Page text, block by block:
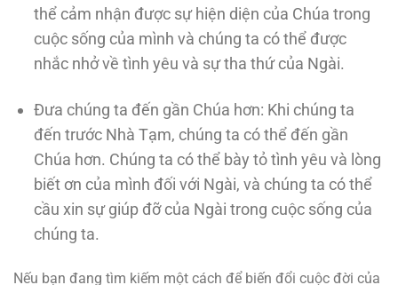
thể cảm nhận được sự hiện diện của Chúa trong
cuộc sống của mình và chúng ta có thể được
nhắc nhở về tình yêu và sự tha thứ của Ngài.
Đưa chúng ta đến gần Chúa hơn: Khi chúng ta
đến trước Nhà Tạm, chúng ta có thể đến gần
Chúa hơn. Chúng ta có thể bày tỏ tình yêu và lòng
biết ơn của mình đối với Ngài, và chúng ta có thể
cầu xin sự giúp đỡ của Ngài trong cuộc sống của
chúng ta.
Nếu bạn đang tìm kiếm một cách để biến đổi cuộc đời của